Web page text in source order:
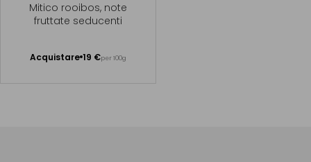
Mitico rooibos, note
fruttate seducenti
Acquistare 19 €per 100g
Aggiungere